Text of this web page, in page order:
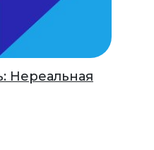
Нереальная